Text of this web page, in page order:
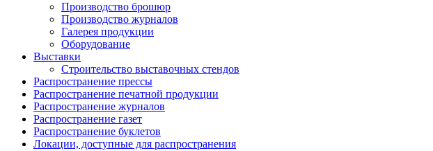
Производство брошюр
Производство журналов
Галерея продукции
Оборудование
Выставки
Строительство выставочных стендов
Распространение прессы
Распространение печатной продукции
Распространение журналов
Распространение газет
Распространение буклетов
Локации, доступные для распространения